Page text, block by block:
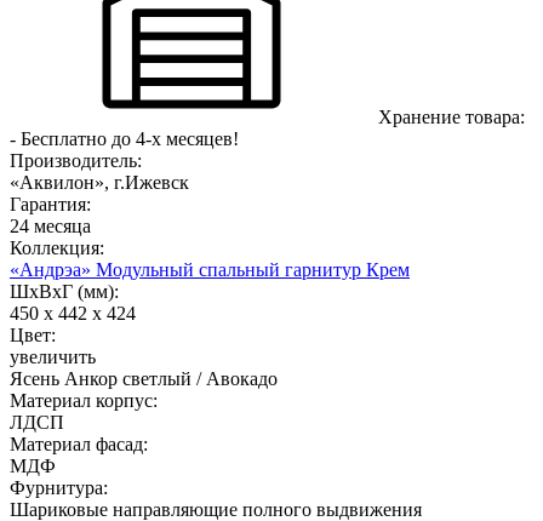
Хранение товара:
- Бесплатно до 4-х месяцев!
Производитель:
«Аквилон», г.Ижевск
Гарантия:
24 месяца
Коллекция:
«Андрэа» Модульный спальный гарнитур Крем
ШхВхГ (мм):
450 х 442 х 424
Цвет:
увеличить
Ясень Анкор светлый / Авокадо
Материал корпус:
ЛДСП
Материал фасад:
МДФ
Фурнитура:
Шариковые направляющие полного выдвижения